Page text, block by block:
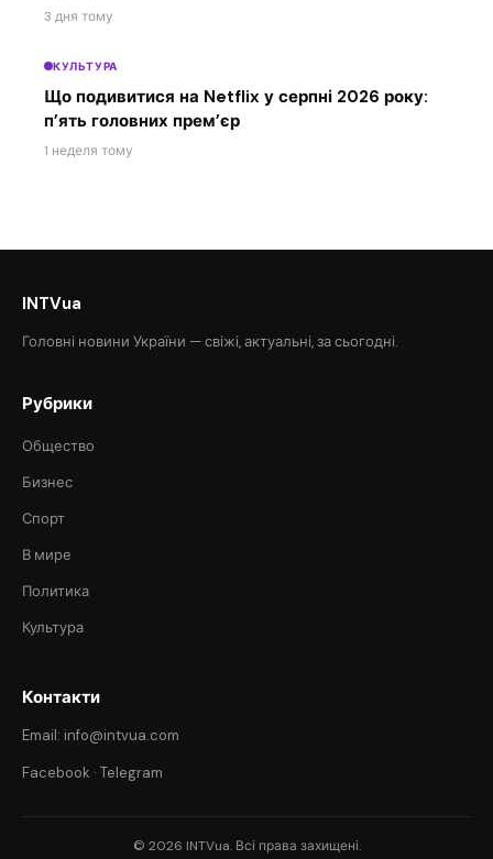
3 дня тому
КУЛЬТУРА
Що подивитися на Netflix у серпні 2026 року:
п’ять головних прем’єр
1 неделя тому
INTVua
Головні новини України — свіжі, актуальні, за сьогодні.
Рубрики
Общество
Бизнес
Спорт
В мире
Политика
Культура
Контакти
Email: info@intvua.com
Facebook · Telegram
© 2026 INTVua. Всі права захищені.